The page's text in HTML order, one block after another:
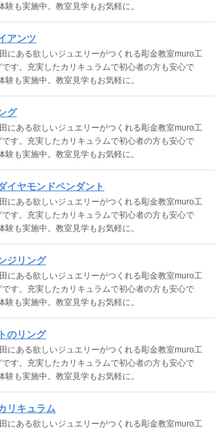
験も実施中。教室見学もお気軽に。
アンツ
にある欲しいジュエリーがつくれる彫金教室muro工
す。充実したカリキュラムで初心者の方も安心で
験も実施中。教室見学もお気軽に。
グ
にある欲しいジュエリーがつくれる彫金教室muro工
す。充実したカリキュラムで初心者の方も安心で
験も実施中。教室見学もお気軽に。
イヤモンドペンダント
にある欲しいジュエリーがつくれる彫金教室muro工
す。充実したカリキュラムで初心者の方も安心で
験も実施中。教室見学もお気軽に。
ジリング
にある欲しいジュエリーがつくれる彫金教室muro工
す。充実したカリキュラムで初心者の方も安心で
験も実施中。教室見学もお気軽に。
のリング
にある欲しいジュエリーがつくれる彫金教室muro工
す。充実したカリキュラムで初心者の方も安心で
験も実施中。教室見学もお気軽に。
リキュラム
にある欲しいジュエリーがつくれる彫金教室muro工